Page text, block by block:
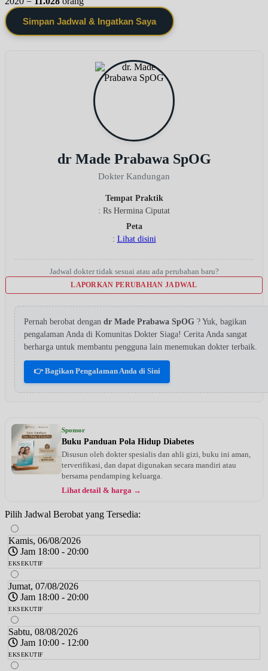
Simpan Jadwal & Ingatkan Saya
dr Made Prabawa SpOG
Dokter Kandungan
Tempat Praktik
: Rs Hermina Ciputat
Peta
: Lihat disini
Jadwal dokter tidak sesuai atau ada perubahan baru?
LAPORKAN PERUBAHAN JADWAL
Pernah berobat dengan dr Made Prabawa SpOG ? Yuk, bagikan
pengalaman Anda di Komunitas Dokter Siaga! Cerita Anda sangat
berharga untuk membantu pengguna lain menemukan dokter terbaik.
👉 Bagikan Pengalaman Anda di Sini
Sponsor
Buku Panduan Pola Hidup Diabetes
Disusun oleh dokter spesialis dan ahli gizi, buku ini aman,
terverifikasi, dan dapat digunakan secara mandiri atau
bersama pendamping keluarga.
Lihat detail & harga →
Pilih Jadwal Berobat yang Tersedia:
Kamis, 06/08/2026
Jam 18:00 - 20:00
EKSEKUTIF
Jumat, 07/08/2026
Jam 18:00 - 20:00
EKSEKUTIF
Sabtu, 08/08/2026
Jam 10:00 - 12:00
EKSEKUTIF